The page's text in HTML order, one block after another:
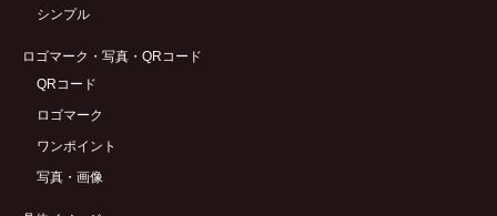
シンプル
ロゴマーク・写真・QRコード
QRコード
ロゴマーク
ワンポイント
写真・画像